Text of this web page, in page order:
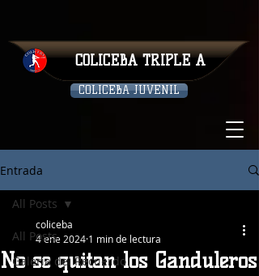
COLICEBA JUVENIL
COLICEBA TRIPLE A
Entrada
All Posts
Galeria del Recuerdo
All Posts
No se quitan los Ganduleros
coliceba
4 ene 2024 1 min de lectura